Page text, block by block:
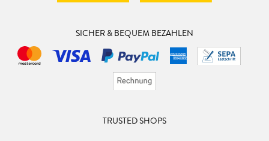
SICHER & BEQUEM BEZAHLEN
TRUSTED SHOPS